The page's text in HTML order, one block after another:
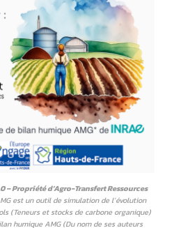
– Propriété d’Agro-Transfert Ressources
est un outil de simulation de l’évolution
(Teneurs et stocks de carbone organique)
humique AMG (Du nom de ses auteurs